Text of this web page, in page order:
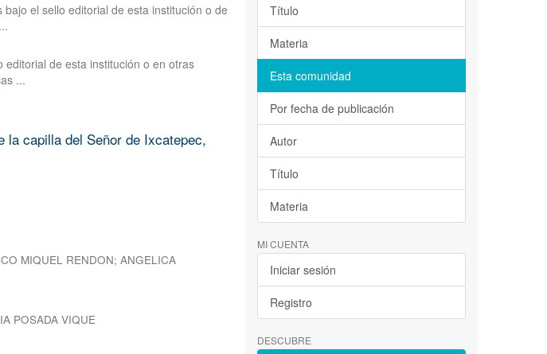
el sello editorial de esta institución o de
de esta institución o en otras
...
la capilla del Señor de Ixcatepec,
MIQUEL RENDON; ANGELICA
POSADA VIQUE
Título
Materia
Esta comunidad
Por fecha de publicación
Autor
Título
Materia
MI CUENTA
Iniciar sesión
Registro
DESCUBRE